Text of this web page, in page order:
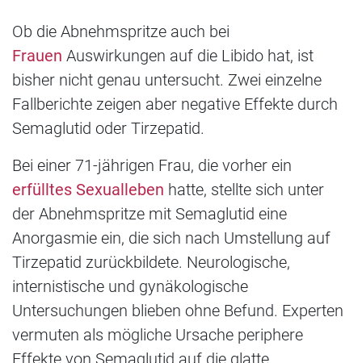
Ob die Abnehmspritze auch bei
Frauen Auswirkungen auf die Libido hat, ist
bisher nicht genau untersucht. Zwei einzelne
Fallberichte zeigen aber negative Effekte durch
Semaglutid oder Tirzepatid.
Bei einer 71-jährigen Frau, die vorher ein
erfülltes Sexualleben hatte, stellte sich unter
der Abnehmspritze mit Semaglutid eine
Anorgasmie ein, die sich nach Umstellung auf
Tirzepatid zurückbildete. Neurologische,
internistische und gynäkologische
Untersuchungen blieben ohne Befund. Experten
vermuten als mögliche Ursache periphere
Effekte von Semaglutid auf die glatte